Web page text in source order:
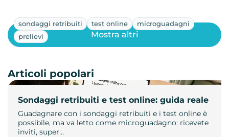
sondaggi retribuiti test online
microguadagni
prelievi
Sondaggi retribuiti e test online: guida reale
Guadagnare con i sondaggi retribuiti e i test online è
possibile, ma va letto come microguadagno: ricevete
inviti, super…
Mostra altri
Articoli popolari